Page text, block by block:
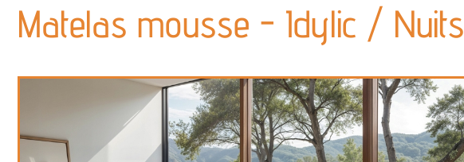
Matelas mousse - Idylic /